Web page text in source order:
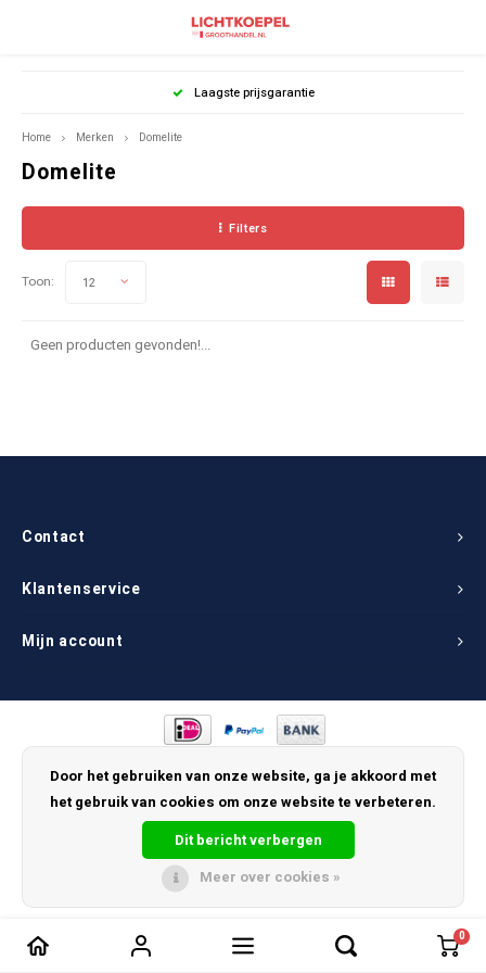
0
Laagste prijsgarantie
Home Merken Domelite
Domelite
Filters
Toon: 12
Geen producten gevonden!...
Contact
Klantenservice
Mijn account
© Copyright 2026 LichtkoepelGroothandel.nl
Vergelijk producten 0
Door het gebruiken van onze website, ga je akkoord met
het gebruik van cookies om onze website te verbeteren.
Dit bericht verbergen
Meer over cookies »